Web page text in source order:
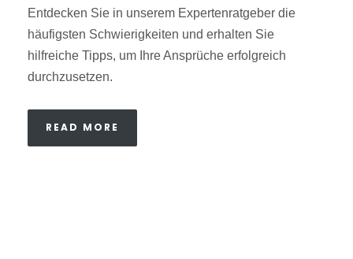
Entdecken Sie in unserem Expertenratgeber die
häufigsten Schwierigkeiten und erhalten Sie
hilfreiche Tipps, um Ihre Ansprüche erfolgreich
durchzusetzen.
READ MORE